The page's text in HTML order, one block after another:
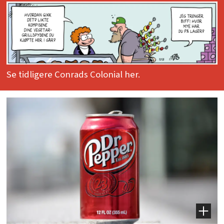
Se tidligere Conrads Colonial her.